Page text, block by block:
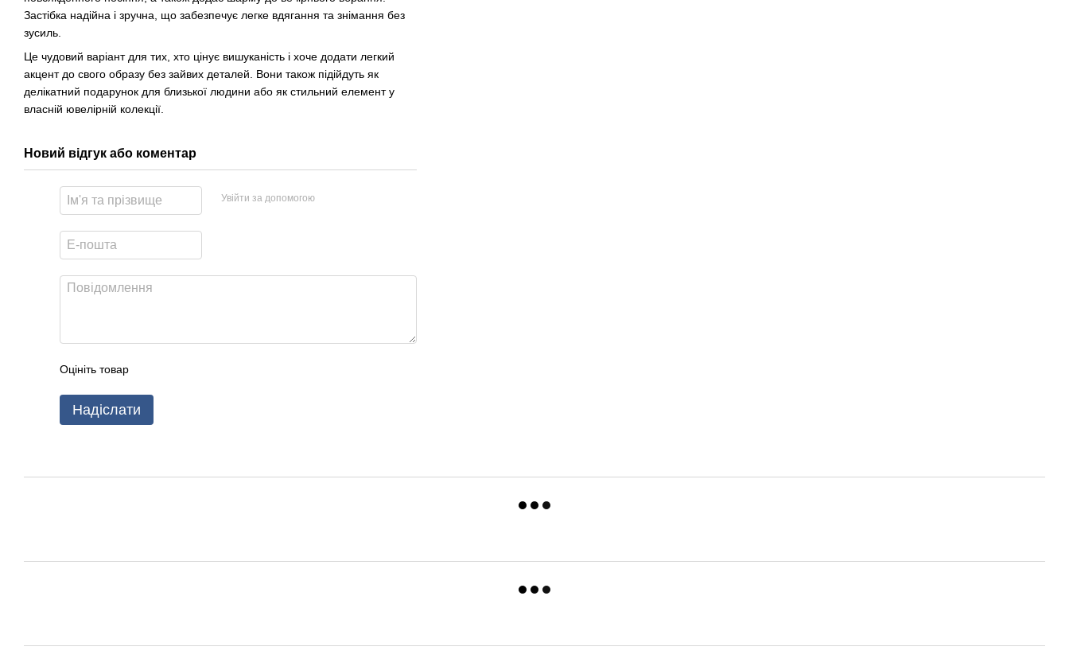
Застібка надійна і зручна, що забезпечує легке вдягання та знімання без
зусиль.
Це чудовий варіант для тих, хто цінує вишуканість і хоче додати легкий
акцент до свого образу без зайвих деталей. Вони також підійдуть як
делікатний подарунок для близької людини або як стильний елемент у
власній ювелірній колекції.
Новий відгук або коментар
Увійти за допомогою
Оцініть товар
Надіслати